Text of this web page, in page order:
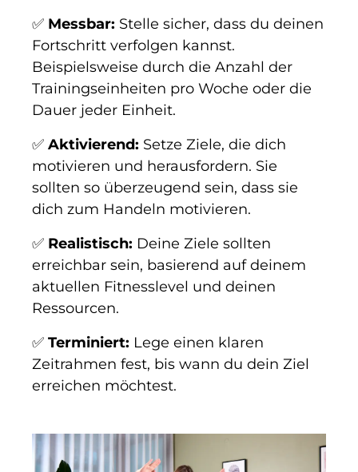
✅ Messbar: Stelle sicher, dass du deinen
Fortschritt verfolgen kannst.
Beispielsweise durch die Anzahl der
Trainingseinheiten pro Woche oder die
Dauer jeder Einheit.
✅ Aktivierend: Setze Ziele, die dich
motivieren und herausfordern. Sie
sollten so überzeugend sein, dass sie
dich zum Handeln motivieren.
✅ Realistisch: Deine Ziele sollten
erreichbar sein, basierend auf deinem
aktuellen Fitnesslevel und deinen
Ressourcen.
✅ Terminiert: Lege einen klaren
Zeitrahmen fest, bis wann du dein Ziel
erreichen möchtest.